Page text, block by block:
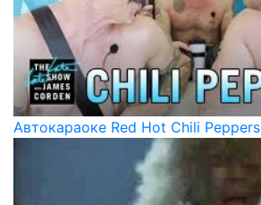
Автокараоке Red Hot Chili Peppers